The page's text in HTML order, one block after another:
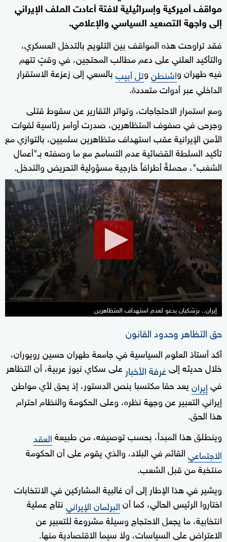
مواقف أميركية وإسرائيلية لافتة أعادت الملف الإيراني
إلى واجهة التصعيد السياسي والإعلامي.
فقد تراوحت هذه المواقف بين التلويح بالتدخل العسكري،
والتأكيد العلني على دعم مطالب المحتجين، في وقتٍ تتهم
فيه طهران واشنطنوتل أبيببالسعي إلى زعزعة الاستقرار
الداخلي عبر أدوات متعددة.
ومع استمرار الاحتجاجات، وتواتر التقارير عن سقوط قتلى
وجرحى في صفوف المتظاهرين، صدرت أوامر رئاسية لقوات
الأمن الإيرانية عقب استهداف متظاهرين سلميين، بالتوازي مع
تأكيد السلطة القضائية عدم التسامح مع ما وصفته بـ"أعمال
الشغب"، محملةً أطرافاً خارجية مسؤولية التحريض والتدخل.
0
seconds
of
11
minutes,
29
seconds
إيران.. بزشكيان يدعو لعدم استهداف المتظاهرين
حق التظاهر وحدود القانون
أكد أستاذ العلوم السياسية في جامعة طهران حسين رويوران،
خلال حديثه إلىغرفة الأخبار على سكاي نيوز عربية، أن التظاهر
فيإيرانيعد حقا مكتسبا بنص الدستور، إذ يحق لأي مواطن
إيراني التعبير عن وجهة نظره، وعلى الحكومة والنظام احترام
هذا الحق.
وينطلق هذا المبدأ، بحسب توصيفه، من طبيعةالعقد
الاجتماعيالقائم في البلاد، والذي يقوم على أن الحكومة
منتخبة من قبل الشعب.
ويشير في هذا الإطار إلى أن غالبية المشاركين في الانتخابات
اختاروا الرئيس الحالي، كما أنالبرلمان الإيرانينتاج عملية
انتخابية، ما يجعل الاحتجاج وسيلة مشروعة للتعبير عن
الاعتراض على السياسات، ولا سيما الاقتصادية منها.